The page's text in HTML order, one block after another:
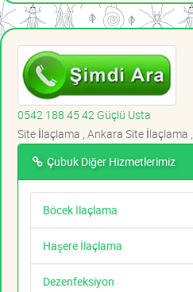
0542 188 45 42 Güçlü Usta
Site İlaçlama , Ankara Site İlaçlama ,
Çubuk Diğer Hizmetlerimiz
Böcek İlaçlama
Haşere İlaçlama
Dezenfeksiyon